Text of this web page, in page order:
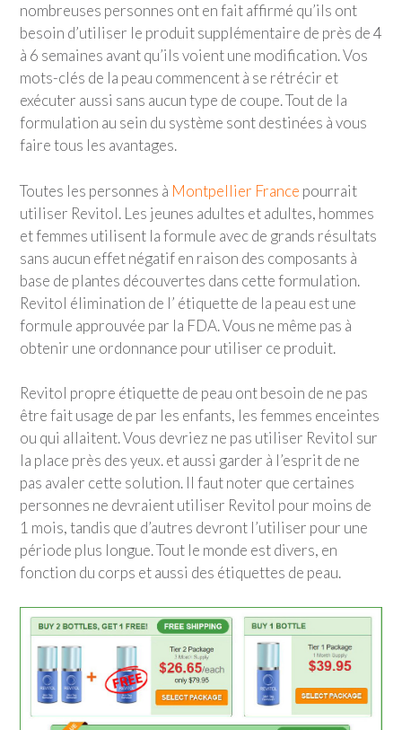
nombreuses personnes ont en fait affirmé qu’ils ont
besoin d’utiliser le produit supplémentaire de près de 4
à 6 semaines avant qu’ils voient une modification. Vos
mots-clés de la peau commencent à se rétrécir et
exécuter aussi sans aucun type de coupe. Tout de la
formulation au sein du système sont destinées à vous
faire tous les avantages.
Toutes les personnes à Montpellier France pourrait
utiliser Revitol. Les jeunes adultes et adultes, hommes
et femmes utilisent la formule avec de grands résultats
sans aucun effet négatif en raison des composants à
base de plantes découvertes dans cette formulation.
Revitol élimination de l’ étiquette de la peau est une
formule approuvée par la FDA. Vous ne même pas à
obtenir une ordonnance pour utiliser ce produit.
Revitol propre étiquette de peau ont besoin de ne pas
être fait usage de par les enfants, les femmes enceintes
ou qui allaitent. Vous devriez ne pas utiliser Revitol sur
la place près des yeux. et aussi garder à l’esprit de ne
pas avaler cette solution. Il faut noter que certaines
personnes ne devraient utiliser Revitol pour moins de
1 mois, tandis que d’autres devront l’utiliser pour une
période plus longue. Tout le monde est divers, en
fonction du corps et aussi des étiquettes de peau.